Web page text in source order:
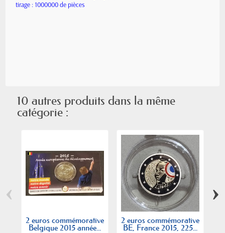
tirage : 1000000 de pièces
10 autres produits dans la même
catégorie :
2 euros commémorative
Belgique 2015 année...
2 euros commémorative
BE, France 2015, 225...
‹ ›